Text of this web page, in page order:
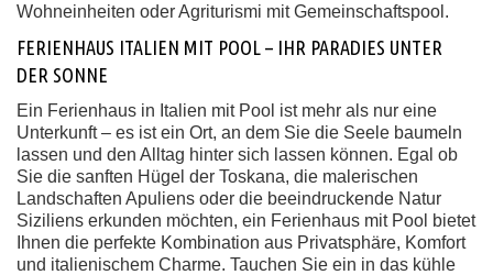
Wohneinheiten oder Agriturismi mit Gemeinschaftspool.
FERIENHAUS ITALIEN MIT POOL – IHR PARADIES UNTER
DER SONNE
Ein Ferienhaus in Italien mit Pool ist mehr als nur eine
Unterkunft – es ist ein Ort, an dem Sie die Seele baumeln
lassen und den Alltag hinter sich lassen können. Egal ob
Sie die sanften Hügel der Toskana, die malerischen
Landschaften Apuliens oder die beeindruckende Natur
Siziliens erkunden möchten, ein Ferienhaus mit Pool bietet
Ihnen die perfekte Kombination aus Privatsphäre, Komfort
und italienischem Charme. Tauchen Sie ein in das kühle